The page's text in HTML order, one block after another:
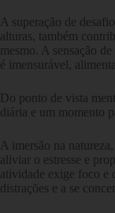
A superação de
alturas, também
mesmo. A sensação
é imensurável,
Do ponto de vista
diária e um momento
A imersão na
aliviar o estresse e
atividade exige foco e
distrações e a se